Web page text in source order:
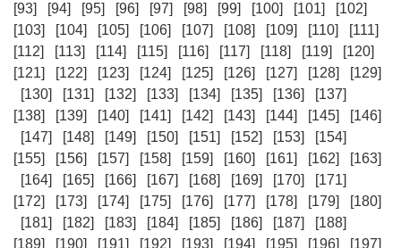
[93]
[94] [95] [96] [97] [98] [99] [100] [101]
[102]
[103]
[104] [105] [106] [107] [108] [109] [110]
[111]
[112]
[113] [114] [115] [116] [117] [118] [119]
[120]
[121]
[122] [123] [124] [125] [126] [127] [128]
[129]
[130]
[131] [132] [133] [134] [135] [136]
[137]
[138]
[139] [140] [141] [142] [143] [144] [145]
[146]
[147]
[148] [149] [150] [151] [152] [153]
[154]
[155]
[156] [157] [158] [159] [160] [161] [162]
[163]
[164]
[165] [166] [167] [168] [169] [170]
[171]
[172]
[173] [174] [175] [176] [177] [178] [179]
[180]
[181]
[182] [183] [184] [185] [186] [187]
[188]
[189]
[190] [191] [192] [193] [194] [195] [196]
[197]